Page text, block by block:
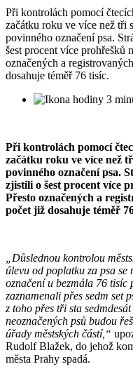
Při kontrolách pomocí
začátku roku ve více než tři
povinného označení psa.
šest procent více prohřešků
označených a
dosahuje téměř 76 tisíc.
3
Při kontrolách pomocí
začátku roku ve více než
povinného označení psa.
zjistili o šest procent více
Přesto označených a
počet již dosahuje téměř
„Důslednou kontrolou
úlevu od poplatku za psa
označení u bezmála 76 tisíc
zaznamenali přes sedm set
z toho přes tři sta
neoznačených psů budou
úřady městských částí,“
Rudolf Blažek, do jehož
města Prahy spadá.